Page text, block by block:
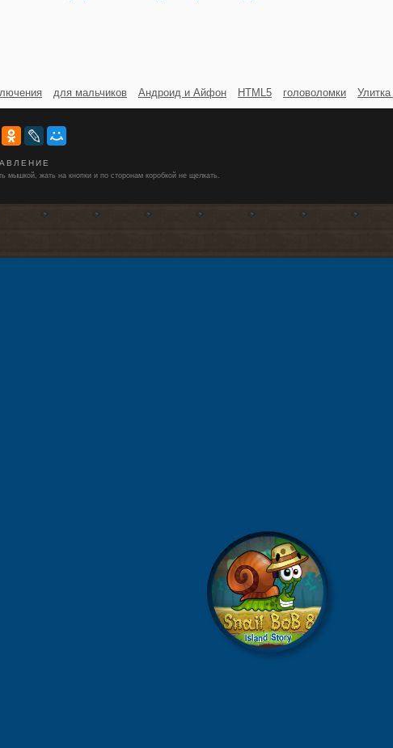
для мальчиков Андроид и Айфон HTML5 головоломки
мышкой, жать на кнопки и по сторонам коробкой не щелкать.